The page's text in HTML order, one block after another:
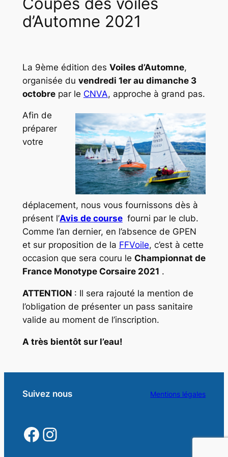
d’Automne 2021
La 9ème édition des Voiles d’Automne,
organisée du vendredi 1er au dimanche 3
octobrepar le CNVA, approche à grand pas.
Afin de
préparer
votre
déplacement, nous vous fournissons dès à
présent l’Avis de course fourni par le club.
Comme l’an dernier, en l’absence de GPEN
et sur proposition de la FFVoile, c’est à cette
occasion que sera couru le Championnat de
France Monotype Corsaire 2021 .
ATTENTION : Il sera rajouté la mention de
l’obligation de présenter un pass sanitaire
valide au moment de l’inscription.
A très bientôt sur l’eau!
Suivez nous
https://
https://
Mentions légales